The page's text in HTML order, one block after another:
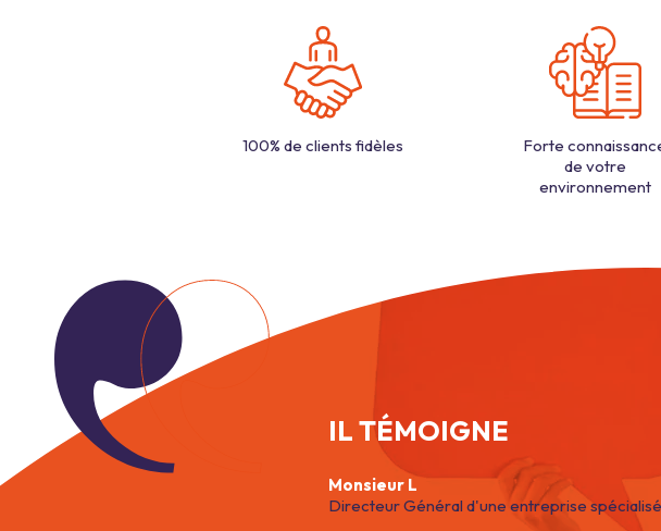
100% de clients fidèles
Forte
de votre
environnement
IL TÉMOIGNE
Monsieur L
Directeur Général d'une entreprise